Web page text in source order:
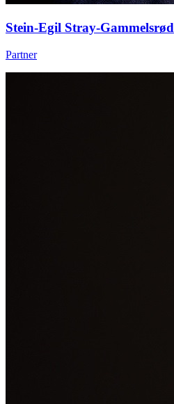
Stein-Egil Stray-Gammelsrød
Partner